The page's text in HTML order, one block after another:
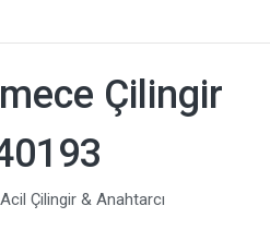
Çilingir
Çilingir & Anahtarcı